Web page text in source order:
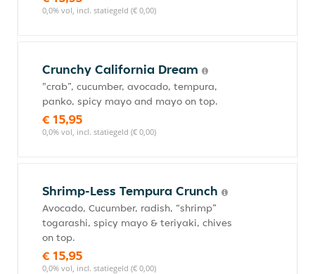
0,0% vol, incl. statiegeld (€ 0,00)
Crunchy California Dream
"crab”, cucumber, avocado, tempura,
panko, spicy mayo and mayo on top.
€ 15,95
0,0% vol, incl. statiegeld (€ 0,00)
Shrimp-Less Tempura Crunch
Avocado, Cucumber, radish, “shrimp”
togarashi, spicy mayo & teriyaki, chives
on top.
€ 15,95
0,0% vol, incl. statiegeld (€ 0,00)